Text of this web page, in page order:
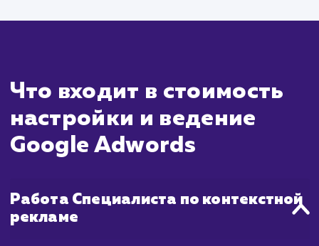
часов после запуска рекламной кампании.
объявления начнут отображаться в
выдаче Google, и вы сможете видеть
клики на сайт. Однако, для
требуется некоторое время.
Первый месяц работы обычно